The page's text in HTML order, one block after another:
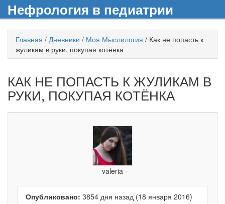
Нефрология в педиатрии
Главная / Дневники / Моя Мыслилогия / Как не попасть к
жуликам в руки, покупая котёнка
КАК НЕ ПОПАСТЬ К ЖУЛИКАМ В
РУКИ, ПОКУПАЯ КОТЁНКА
valeria
Опубликовано: 3854 дня назад (18 января 2016)